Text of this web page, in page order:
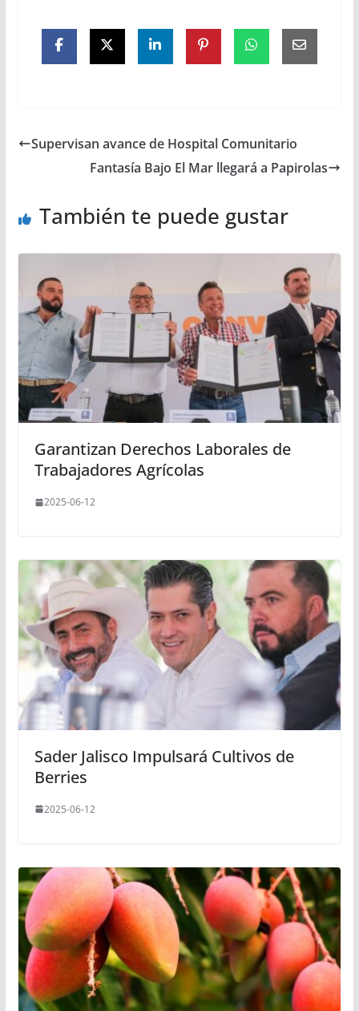
Supervisan avance de Hospital Comunitario
Fantasía Bajo El Mar llegará a Papirolas
También te puede gustar
Garantizan Derechos Laborales de
Trabajadores Agrícolas
2025-06-12
Sader Jalisco Impulsará Cultivos de
Berries
2025-06-12